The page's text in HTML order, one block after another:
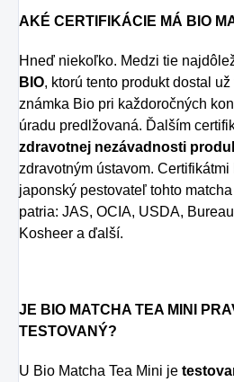
AKÉ CERTIFIKÁCIE MÁ BIO
Hneď niekoľko. Medzi tie
BIO, ktorú tento produkt dostal
známka Bio pri každoročných
úradu predlžovaná. Ďalším
zdravotnej nezávadnosti
zdravotným ústavom.
japonský pestovateľ tohto
patria: JAS, OCIA, USDA,
Kosheer a ďalší.
JE BIO MATCHA TEA MINI
TESTOVANÝ?
U Bio Matcha Tea Mini je